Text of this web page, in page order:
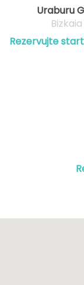
Uraburu
Bizkaia
Rezervujte